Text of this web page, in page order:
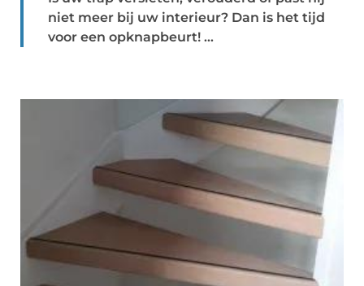
niet meer bij uw interieur? Dan is het tijd
voor een opknapbeurt! ...